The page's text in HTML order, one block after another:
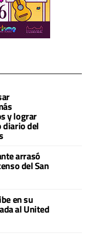
y lograr
diario del
arrasó
del San
en su
al United